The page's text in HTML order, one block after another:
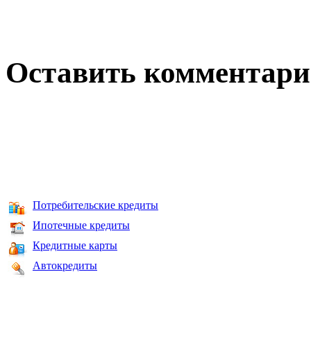
Оставить
Потребительские кредиты
Ипотечные кредиты
Кредитные карты
Автокредиты